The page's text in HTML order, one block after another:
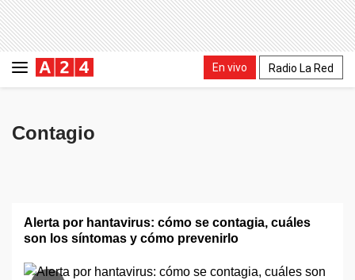
En vivo Radio La Red
Contagio
Alerta por hantavirus: cómo se contagia, cuáles
son los síntomas y cómo prevenirlo